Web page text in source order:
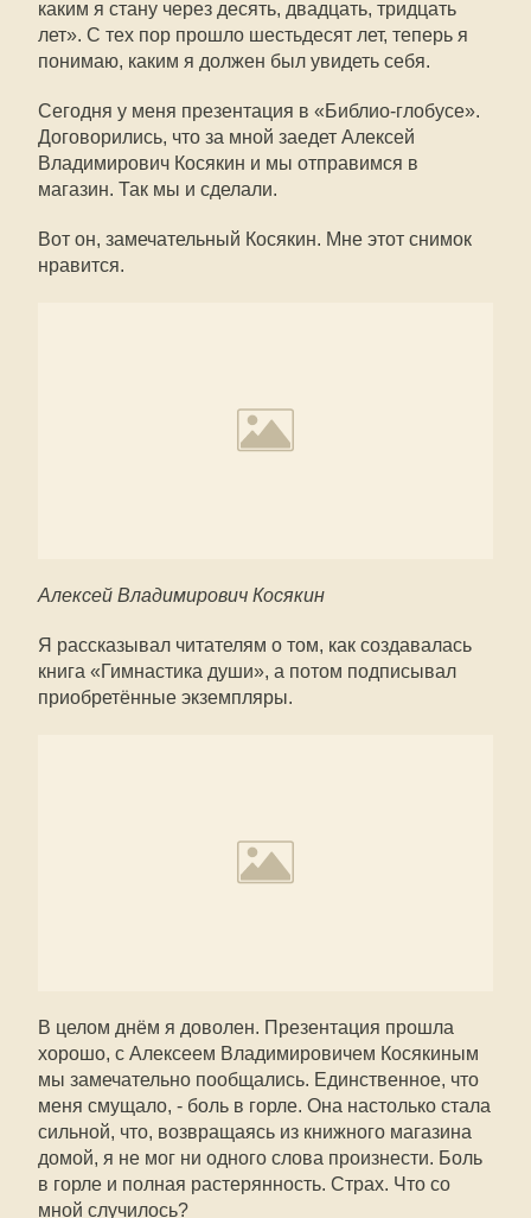
каким я стану через десять, двадцать, тридцать
лет». С тех пор прошло шестьдесят лет, теперь я
понимаю, каким я должен был увидеть себя.
Сегодня у меня презентация в «Библио-глобусе».
Договорились, что за мной заедет Алексей
Владимирович Косякин и мы отправимся в
магазин. Так мы и сделали.
Вот он, замечательный Косякин. Мне этот снимок
нравится.
Алексей Владимирович Косякин
Я рассказывал читателям о том, как создавалась
книга «Гимнастика души», а потом подписывал
приобретённые экземпляры.
В целом днём я доволен. Презентация прошла
хорошо, с Алексеем Владимировичем Косякиным
мы замечательно пообщались. Единственное, что
меня смущало, - боль в горле. Она настолько стала
сильной, что, возвращаясь из книжного магазина
домой, я не мог ни одного слова произнести. Боль
в горле и полная растерянность. Страх. Что со
мной случилось?